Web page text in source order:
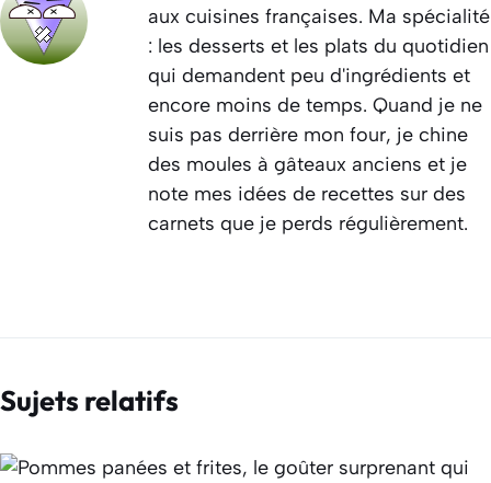
aux cuisines françaises. Ma spécialité
: les desserts et les plats du quotidien
qui demandent peu d'ingrédients et
encore moins de temps. Quand je ne
suis pas derrière mon four, je chine
des moules à gâteaux anciens et je
note mes idées de recettes sur des
carnets que je perds régulièrement.
Sujets relatifs